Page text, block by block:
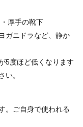
厚手の靴下
ガニドラなど、静か
5度ほど低くなります
い。
。ご自身で使われる